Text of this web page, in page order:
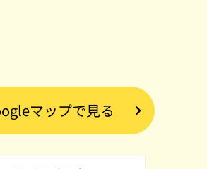
マップで見る